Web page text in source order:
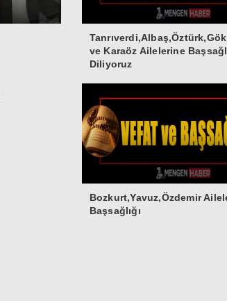
ve Karaöz Ailelerine
Diliyoruz
Bozkurt,Yavuz,Özdemir
Başsağlığı